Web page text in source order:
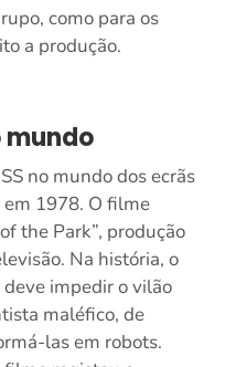
como para os
a produção.
mundo
no mundo dos ecrãs
1978. O filme
the Park”, produção
Na história, o
impedir o vilão
maléfico, de
las em robots.